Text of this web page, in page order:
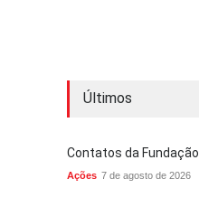
Últimos
Contatos da Fundação
Ações 7 de agosto de 2026